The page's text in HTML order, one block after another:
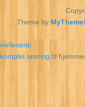
Theme by
vielleserin
komplet løsningtil